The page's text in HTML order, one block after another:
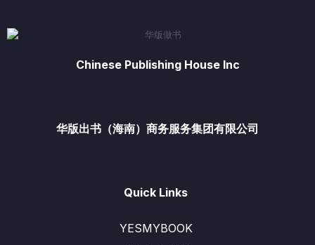
Chinese Publishing House Inc
华版出书（海南）商务服务集团有限公司
Quick Links
YESMYBOOK